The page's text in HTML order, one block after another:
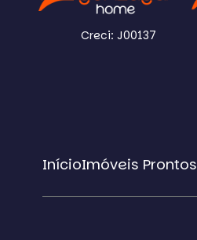
Creci: J00137
InícioImóveis Prontos